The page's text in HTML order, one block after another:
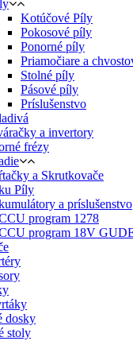
Kotúčové Píly
Pokosové píly
Ponorné píly
Priamočiare a
Stolné píly
Pásové píly
Príslušenstvo
a invertory
frézy
a Skrutkovače
Píly
a príslušenstvo
program 1278
program 18V
dosky
stoly